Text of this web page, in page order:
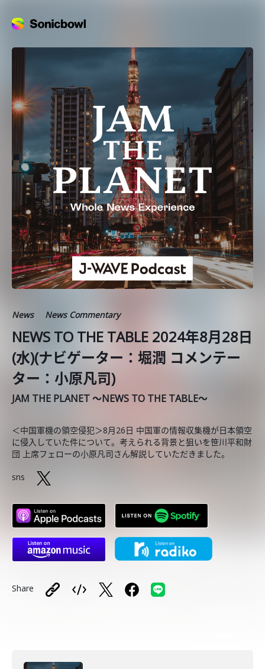
News News Commentary
NEWS TO THE TABLE 2024年8月28日
(水)(ナビゲーター：堀潤 コメンテー
ター：小原凡司)
JAM THE PLANET ～NEWS TO THE TABLE～
＜中国軍機の領空侵犯＞8月26日 中国軍の情報収集機が日本領空
に侵入していた件について。考えられる背景と狙いを笹川平和財
団 上席フェローの小原凡司さん解説していただきました。
sns
Share